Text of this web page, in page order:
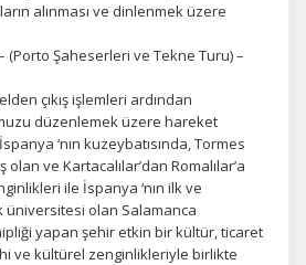
alınması ve dinlenmek üzere
– (Porto Şaheserleri ve Tekne Turu) –
çıkış işlemleri ardından
düzenlemek üzere hareket
‘nın kuzeybatısında, Tormes
olan ve Kartacalılar’dan Romalılar’a
ile İspanya ‘nın ilk ve
üniversitesi olan Salamanca
yapan şehir etkin bir kültür, ticaret
ve kültürel zenginlikleriyle birlikte